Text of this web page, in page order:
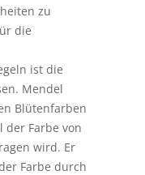
zu
die
ist die
Mendel
Blütenfarben
der Farbe von
wird. Er
Farbe durch